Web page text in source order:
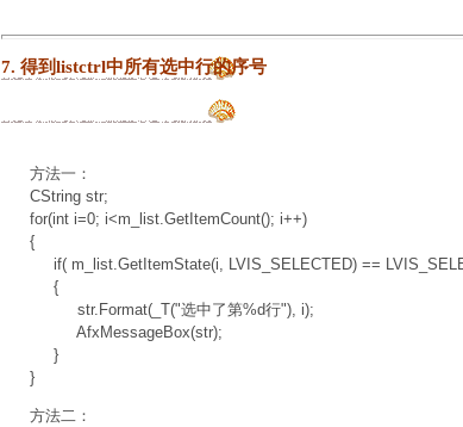
7. 得到listctrl中所有选中行的序号
方法一：
CString str;
for(int i=0; i<m_list.GetItemCount(); i++)
{
if( m_list.GetItemState(i, LVIS_SELECTED) ==
{
str.Format(_T("选中了第%d行"), i);
AfxMessageBox(str);
}
}
方法二：